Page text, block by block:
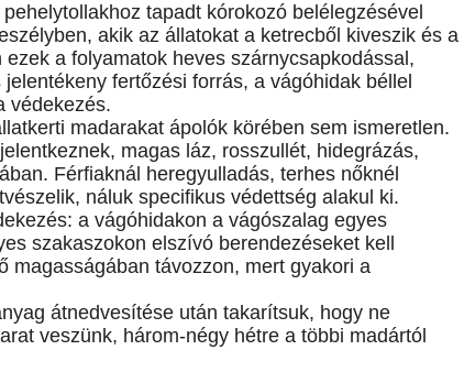
tapadt kórokozó belélegzésével
akik az állatokat a ketrecből kiveszik és a
a folyamatok heves szárnycsapkodással,
fertőzési forrás, a vágóhidak béllel
védekezés.
madarakat ápolók körében sem ismeretlen.
magas láz, rosszullét, hidegrázás,
Férfiaknál heregyulladás, terhes nőknél
náluk specifikus védettség alakul ki.
a vágóhidakon a vágószalag egyes
szakaszokon elszívó berendezéseket kell
magasságában távozzon, mert gyakori a
átnedvesítése után takarítsuk, hogy ne
veszünk, három-négy hétre a többi madártól